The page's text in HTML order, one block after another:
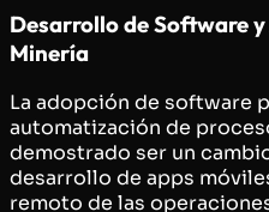
Desarrollo de Software
Minería
La adopción de software
automatización de
demostrado ser un
desarrollo de apps
remoto de las